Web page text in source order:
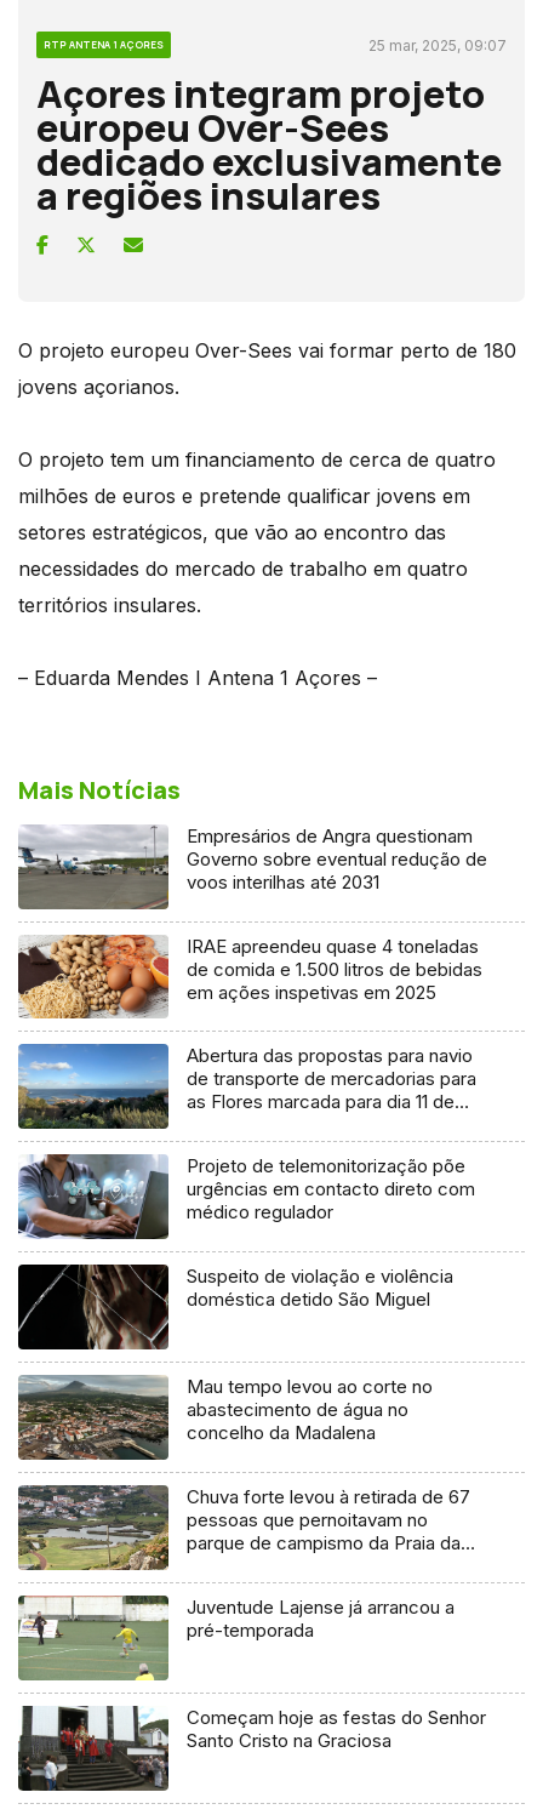
RTP ANTENA 1 AÇORES 25 mar, 2025, 09:07
Açores integram projeto
europeu Over-Sees
dedicado exclusivamente
a regiões insulares ​
O projeto europeu Over-Sees vai formar perto de 180
jovens açorianos.
O projeto tem um financiamento de cerca de quatro
milhões de euros e pretende qualificar jovens em
setores estratégicos, que vão ao encontro das
necessidades do mercado de trabalho em quatro
territórios insulares.
– Eduarda Mendes I Antena 1 Açores –
Mais Notícias
Empresários de Angra questionam
Governo sobre eventual redução de
voos interilhas até 2031
IRAE apreendeu quase 4 toneladas
de comida e 1.500 litros de bebidas
em ações inspetivas em 2025
Abertura das propostas para navio
de transporte de mercadorias para
as Flores marcada para dia 11 de
Projeto de telemonitorização põe
urgências em contacto direto com
médico regulador
Suspeito de violação e violência
doméstica detido São Miguel
Mau tempo levou ao corte no
abastecimento de água no
concelho da Madalena
Chuva forte levou à retirada de 67
pessoas que pernoitavam no
parque de campismo da Praia da
Juventude Lajense já arrancou a
pré-temporada
Começam hoje as festas do Senhor
Santo Cristo na Graciosa